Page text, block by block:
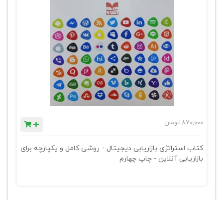
870,000 تومان
کتاب استراتژی بازاریابی دیجیتال - روشی کامل و یکپارچه برای
بازاریابی آنلاین - چاپ چهارم